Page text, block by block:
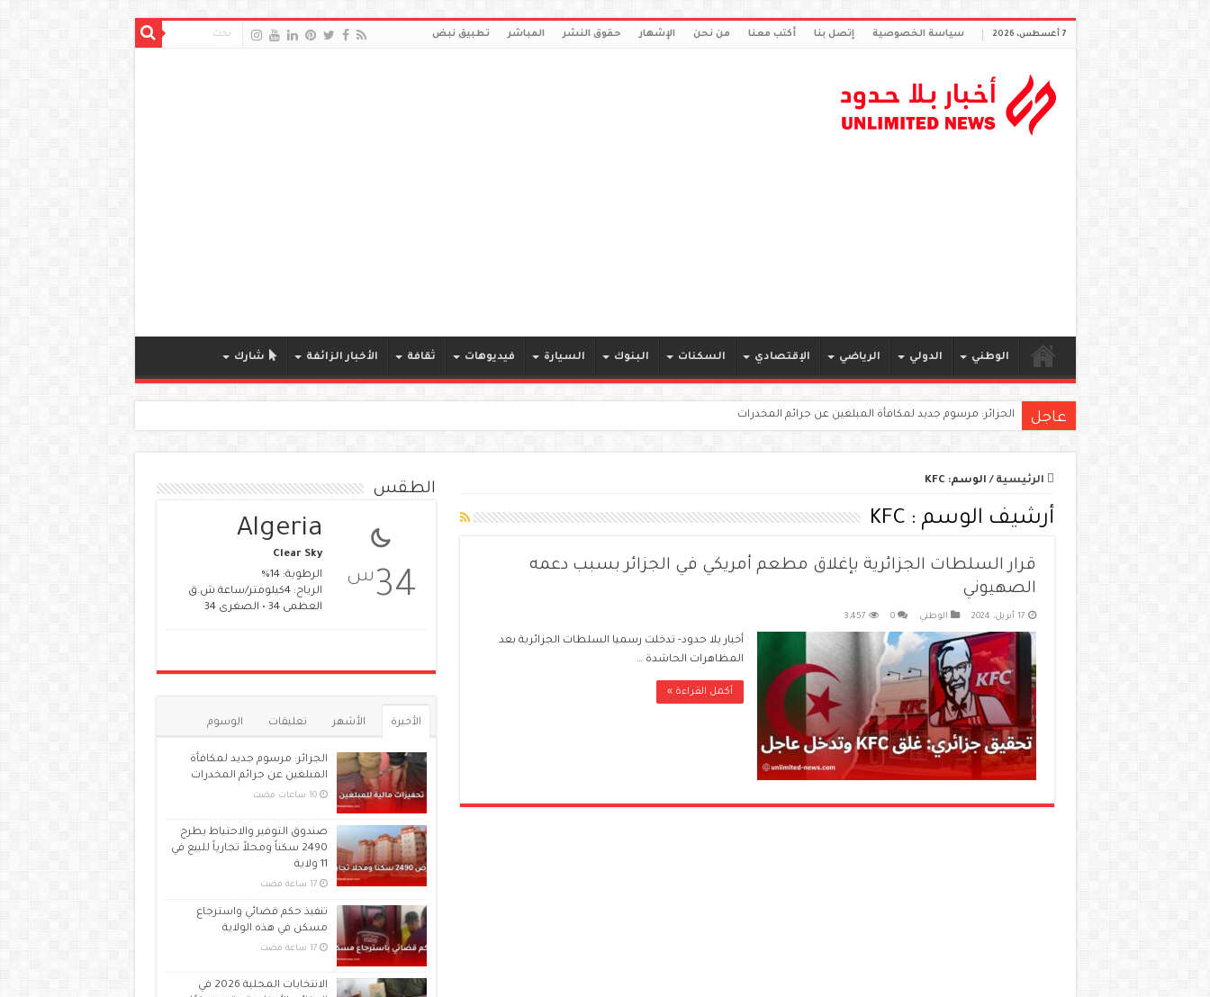
7 أغسطس، 2026 سياسة الخصوصية إتصل بنا أكتب معنا من نحن الإشهار حقوق النشر المباشر تطبيق نبض
الوطني الدولي الرياضي الإقتصادي السكنات البنوك السيارة فيديوهات ثقافة الأخبار الزائفة شارك
عاجل الجزائر: مرسوم جديد لمكافأة المبلغين عن جرائم المخدرات
الرئيسية / الوسم: KFC
أرشيف الوسم : KFC
قرار السلطات الجزائرية بإغلاق مطعم أمريكي في الجزائر بسبب دعمه
الصهيوني
17 أبريل، 2024 الوطني 0
3,457
أخبار بلا حدود- تدخلت رسميا السلطات الجزائرية بعد
المظاهرات الحاشدة …
أكمل القراءة »
الطقس
34 س
Algeria
Clear Sky
الرطوبة: 14%
الرياح: 4كيلومتر/ساعة ش.ق
العظمى 34 • الصغرى 34
الأخيرة الأشهر تعليقات الوسوم
الجزائر: مرسوم جديد لمكافأة
المبلغين عن جرائم المخدرات
‏10 ساعات مضت
صندوق التوفير والاحتياط يطرح
2490 سكناً ومحلاً تجارياً للبيع في
11 ولاية
‏17 ساعة مضت
تنفيذ حكم قضائي واسترجاع
مسكن في هذه الولاية
‏17 ساعة مضت
الانتخابات المحلية 2026 في